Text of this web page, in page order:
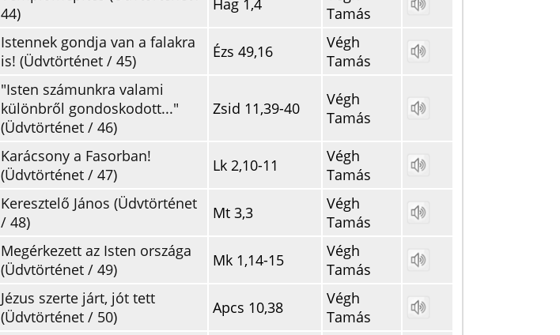
44)
Hag 1,4
Tamás
Istennek gondja van a falakra
is! (Üdvtörténet / 45)
Ézs 49,16
Végh
Tamás
"Isten számunkra valami
különbről gondoskodott..."
(Üdvtörténet / 46)
Zsid 11,39-40
Végh
Tamás
Karácsony a Fasorban!
(Üdvtörténet / 47)
Lk 2,10-11
Végh
Tamás
Keresztelő János (Üdvtörténet
/ 48)
Mt 3,3
Végh
Tamás
Megérkezett az Isten országa
(Üdvtörténet / 49)
Mk 1,14-15
Végh
Tamás
Jézus szerte járt, jót tett
(Üdvtörténet / 50)
Apcs 10,38
Végh
Tamás